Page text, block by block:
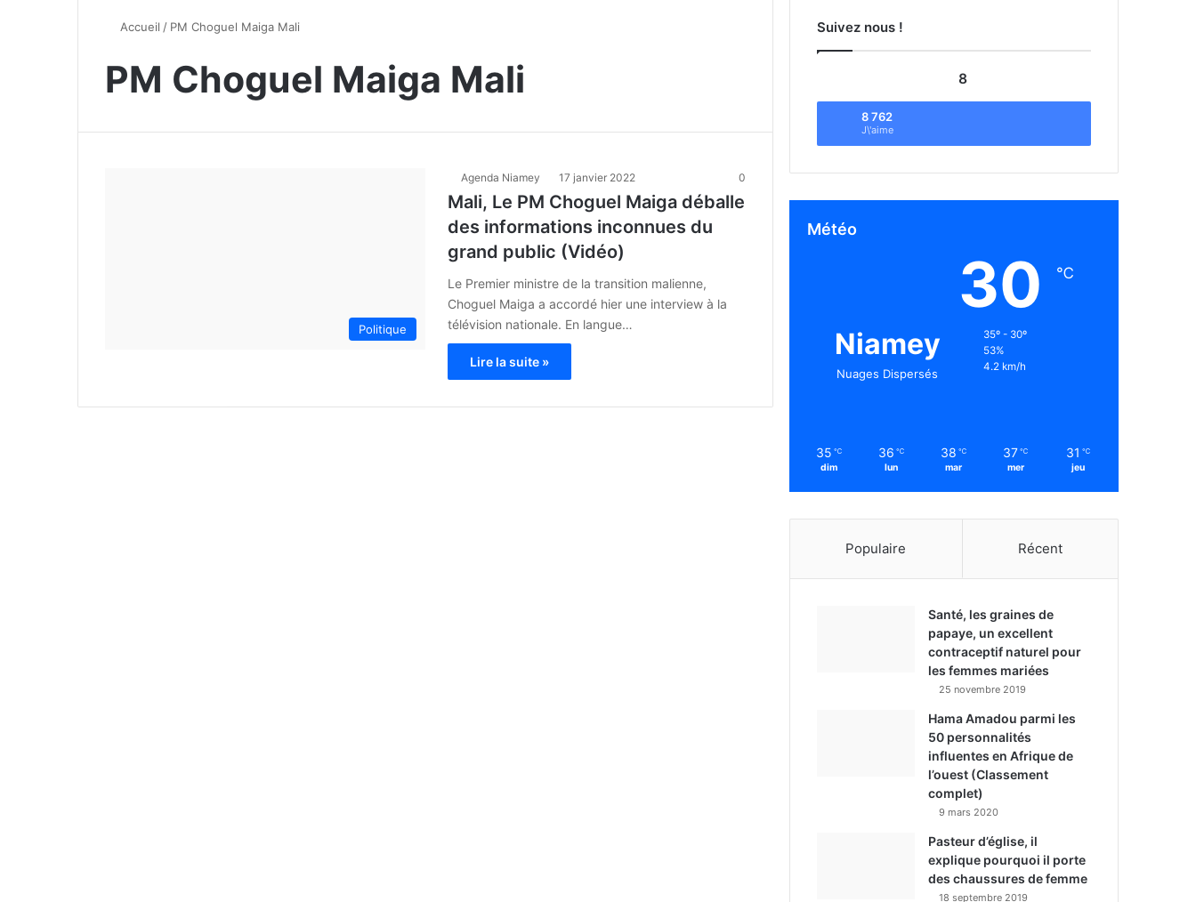
Accueil / PM Choguel Maiga Mali
PM Choguel Maiga Mali
Politique
Agenda Niamey 17 janvier 2022 0
Mali, Le PM Choguel Maiga déballe
des informations inconnues du
grand public (Vidéo)
Le Premier ministre de la transition malienne,
Choguel Maiga a accordé hier une interview à la
télévision nationale. En langue…
Lire la suite »
Suivez nous !
8
8 762
J\'aime
Météo
Niamey
Nuages Dispersés
30 ℃
35º - 30º
53%
4.2 km/h
35 ℃
dim
36 ℃
lun
38 ℃
mar
37 ℃
mer
31 ℃
jeu
Populaire Récent
Santé, les graines de
papaye, un excellent
contraceptif naturel pour
les femmes mariées
25 novembre 2019
Hama Amadou parmi les
50 personnalités
influentes en Afrique de
l’ouest (Classement
complet)
9 mars 2020
Pasteur d’église, il
explique pourquoi il porte
des chaussures de femme
18 septembre 2019